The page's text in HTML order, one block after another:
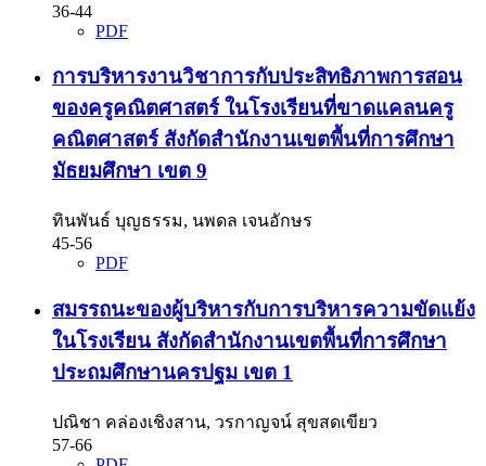
36-44
PDF
การบริหารงานวิชาการกับประสิทธิภาพการสอน
ของครูคณิตศาสตร์ ในโรงเรียนที่ขาดแคลนครู
คณิตศาสตร์ สังกัดสำนักงานเขตพื้นที่การศึกษา
มัธยมศึกษา เขต 9
ทินพันธ์ บุญธรรม, นพดล เจนอักษร
45-56
PDF
สมรรถนะของผู้บริหารกับการบริหารความขัดแย้ง
ในโรงเรียน สังกัดสำนักงานเขตพื้นที่การศึกษา
ประถมศึกษานครปฐม เขต 1
ปณิชา คล่องเชิงสาน, วรกาญจน์ สุขสดเขียว
57-66